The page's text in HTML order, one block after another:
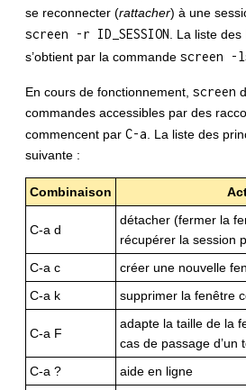
se reconnecter (rattacher) à une
screen -r ID_SESSION . La liste
s’obtient par la commande screen -
En cours de fonctionnement, screen
commandes accessibles par des
commencent par C-a . La liste des
suivante :
Combinaison
C-a d
détacher (fermer la
récupérer la session
C-a c
créer une nouvelle
C-a k
supprimer la fenêtre
C-a F
adapte la taille de la
cas de passage d’un
C-a ?
aide en ligne